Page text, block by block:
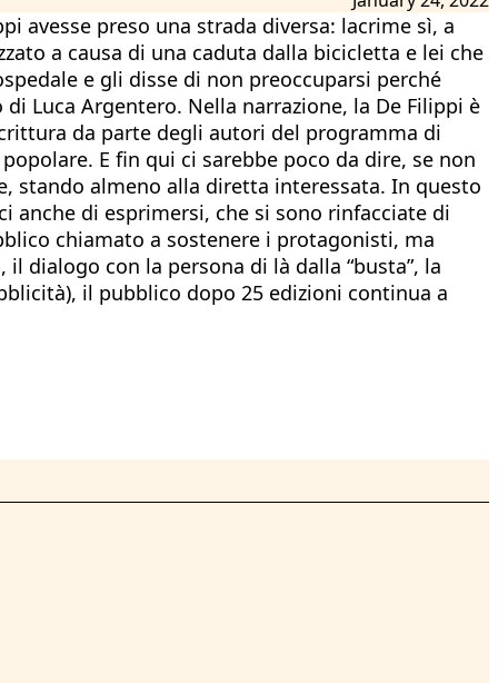
avesse preso una strada diversa: lacrime sì, a
a causa di una caduta dalla bicicletta e lei che
e gli disse di non preoccuparsi perché
Luca Argentero. Nella narrazione, la De Filippi è
da parte degli autori del programma di
E fin qui ci sarebbe poco da dire, se non
stando almeno alla diretta interessata. In questo
di esprimersi, che si sono rinfacciate di
chiamato a sostenere i protagonisti, ma
dialogo con la persona di là dalla “busta”, la
il pubblico dopo 25 edizioni continua a